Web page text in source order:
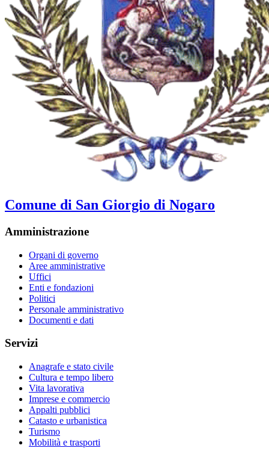
Comune di San Giorgio di Nogaro
Amministrazione
Organi di governo
Aree amministrative
Uffici
Enti e fondazioni
Politici
Personale amministrativo
Documenti e dati
Servizi
Anagrafe e stato civile
Cultura e tempo libero
Vita lavorativa
Imprese e commercio
Appalti pubblici
Catasto e urbanistica
Turismo
Mobilità e trasporti